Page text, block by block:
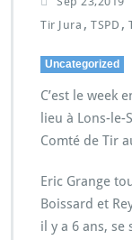
Tir Jura , TSPD ,
Uncategorized
C’est le week
lieu à Lons-
Comté de Tir
Eric Grange
Boissard et
il y a 6 ans, se